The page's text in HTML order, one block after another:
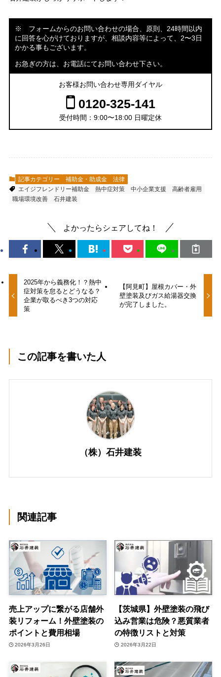
※ フォームからのお問い合わせの場合、原則、24時間以内
に回答を心がけておりますが、相談内容等によって、2〜3日
かかる事もございます。
お急ぎの方は、お電話にてお問い合わせ下さい。
お客様お問い合わせ専用ダイヤル
0120-325-141
受付時間：9:00〜18:00 日曜定休
記事カテゴリー 補助金・助成金
法律
エイジフレンドリー補助金
熱中症対策 中小企業支援
高齢者雇用
職場環境改善
石井建装
よかったらシェアしてね！
2025年から義務化！？熱中
症対策を怠るとどうなる？
企業が取るべき3つの対応
策
【阿見町】屋根カバー・外
壁塗装及びガス給湯器交換
が完了しました。
この記事を書いた人
（株）石井建装
関連記事
売上アップに繋がる店舗外
装リフォーム！外壁塗装の
ポイントと費用相場
2026年3月26日
【茨城県】外壁塗装の飛び
込み営業は危険？悪質業者
の特徴リストと対策
2026年3月22日